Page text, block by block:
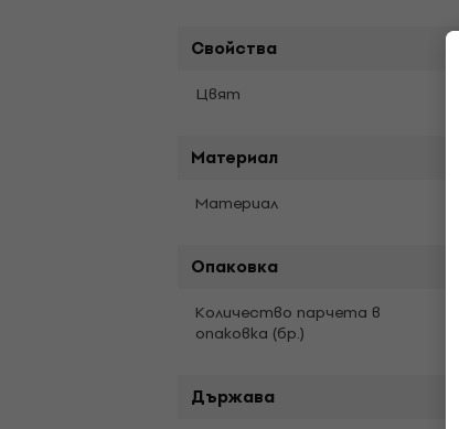
Свойства
Цвят
Материал
Материал
Опаковка
Kоличество парчета в
опаковка (бр.)
Държава